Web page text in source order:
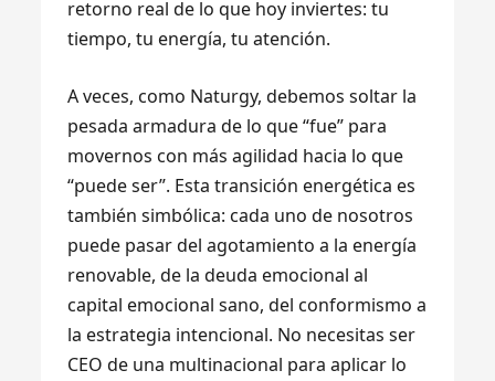
retorno real de lo que hoy inviertes: tu
tiempo, tu energía, tu atención.
A veces, como Naturgy, debemos soltar la
pesada armadura de lo que “fue” para
movernos con más agilidad hacia lo que
“puede ser”. Esta transición energética es
también simbólica: cada uno de nosotros
puede pasar del agotamiento a la energía
renovable, de la deuda emocional al
capital emocional sano, del conformismo a
la estrategia intencional. No necesitas ser
CEO de una multinacional para aplicar lo